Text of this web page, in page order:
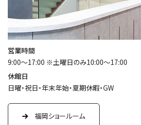
営業時間
9:00～17:00 ※土曜日のみ10:00～17:00
休館日
日曜・祝日・年末年始・夏期休暇・GW
福岡ショールーム